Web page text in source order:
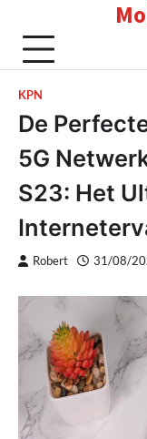
content
KPN
De
5G
S23: Het
Robert 31/08/